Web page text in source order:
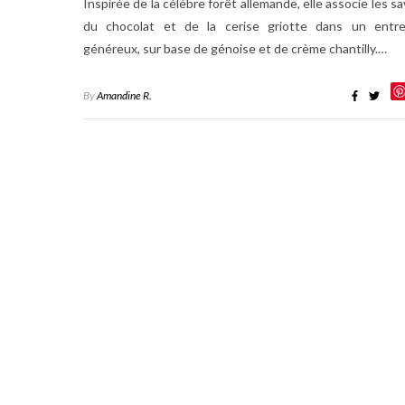
Inspirée de la célèbre forêt allemande, elle associe les
du chocolat et de la cerise griotte dans un
généreux, sur base de génoise et de crème chantilly.…
ByAmandine R.